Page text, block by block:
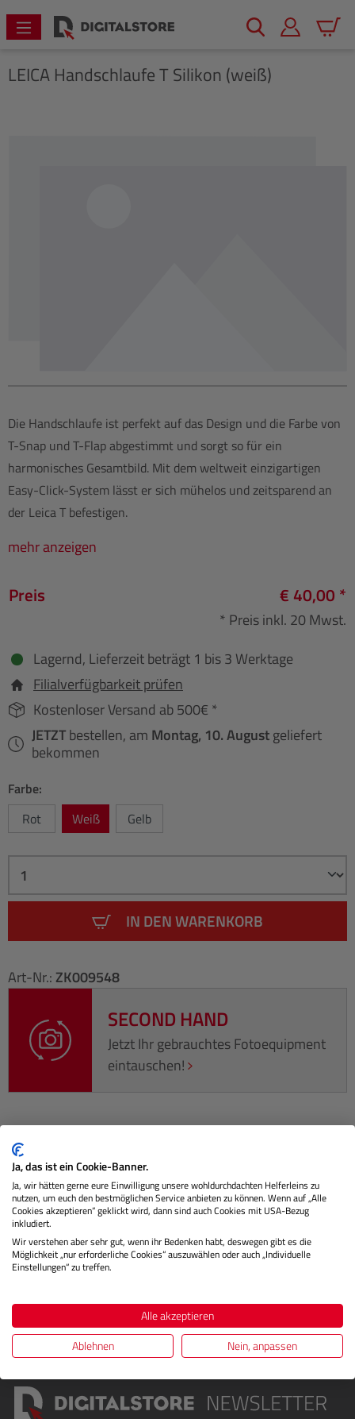
springen
LEICA Handschlaufe T Silikon (weiß)
Die Handschlaufe ist perfekt auf das Design und die Farbe von
T-Snap und T-Flap abgestimmt und sorgt so für ein
harmonisches Gesamtbild. Mit dem weltweit einzigartigen
Easy-Click-System lässt er sich mühelos und zeitsparend an
der Leica T befestigen.
mehr anzeigen
Preis € 40,00 *
* Preis inkl. 20 Mwst.
Lagernd, Lieferzeit beträgt 1 bis 3 Werktage
Filialverfügbarkeit prüfen
Kostenloser Versand ab 500€ *
JETZTbestellen, am Montag, 10. Augustgeliefert
bekommen
Farbe:
Rot
Weiß Gelb
IN DEN WARENKORB
Art-Nr.: ZK009548
SECOND HAND
Jetzt Ihr gebrauchtes Fotoequipment
eintauschen!
Beschreibung
Die Handschlaufe ist perfekt auf das Design und die Farbe
von T-Snap und T-Flap abgestimmt und sorgt so für ein
harmonisches…
Herstellerinformationen
Ja, das ist ein Cookie-Banner.
Ja, wir hätten gerne eure Einwilligung unsere wohldurchdachten Helferleins zu
nutzen, um euch den bestmöglichen Service anbieten zu können. Wenn auf „Alle
Cookies akzeptieren“ geklickt wird, dann sind auch Cookies mit USA-Bezug
inkludiert.
Wir verstehen aber sehr gut, wenn ihr Bedenken habt, deswegen gibt es die
Möglichkeit „nur erforderliche Cookies“ auszuwählen oder auch „Individuelle
Einstellungen“ zu treffen.
Alle akzeptieren
Ablehnen
Nein, anpassen